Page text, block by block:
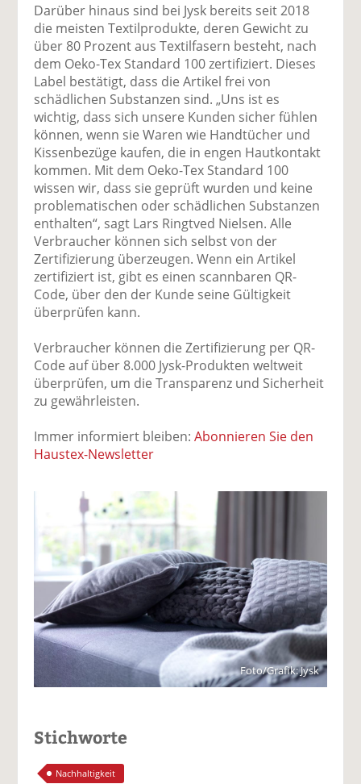
Darüber hinaus sind bei Jysk bereits seit 2018
die meisten Textilprodukte, deren Gewicht zu
über 80 Prozent aus Textilfasern besteht, nach
dem Oeko-Tex Standard 100 zertifiziert. Dieses
Label bestätigt, dass die Artikel frei von
schädlichen Substanzen sind. „Uns ist es
wichtig, dass sich unsere Kunden sicher fühlen
können, wenn sie Waren wie Handtücher und
Kissenbezüge kaufen, die in engen Hautkontakt
kommen. Mit dem Oeko-Tex Standard 100
wissen wir, dass sie geprüft wurden und keine
problematischen oder schädlichen Substanzen
enthalten“, sagt Lars Ringtved Nielsen. Alle
Verbraucher können sich selbst von der
Zertifizierung überzeugen. Wenn ein Artikel
zertifiziert ist, gibt es einen scannbaren QR-
Code, über den der Kunde seine Gültigkeit
überprüfen kann.
Verbraucher können die Zertifizierung per QR-
Code auf über 8.000 Jysk-Produkten weltweit
überprüfen, um die Transparenz und Sicherheit
zu gewährleisten.
Immer informiert bleiben:Abonnieren Sie den
Haustex-Newsletter
Foto/Grafik: Jysk
Stichworte
Nachhaltigkeit